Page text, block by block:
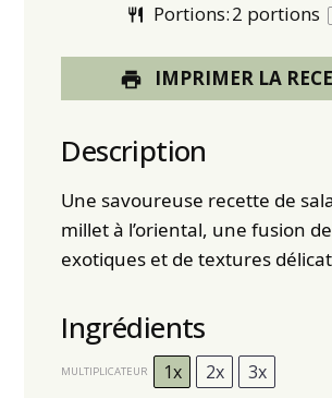
Portions:2 portions
IMPRIMER LA
Description
Une savoureuse recette de
millet à l’oriental, une fusion
exotiques et de textures
Ingrédients
MULTIPLICATEUR 1x 2x 3x